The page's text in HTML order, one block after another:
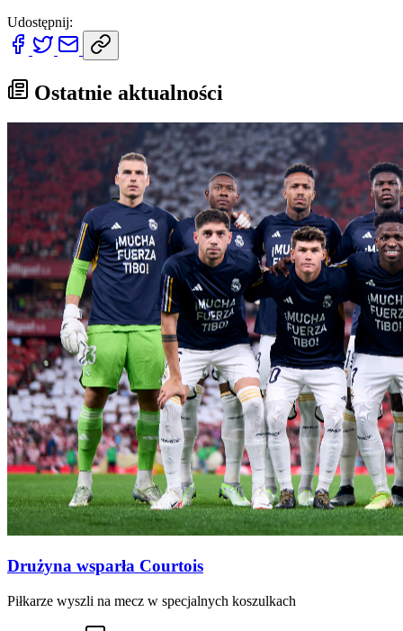
Udostępnij:
Ostatnie aktualności
Drużyna wsparła Courtois
Piłkarze wyszli na mecz w specjalnych koszulkach